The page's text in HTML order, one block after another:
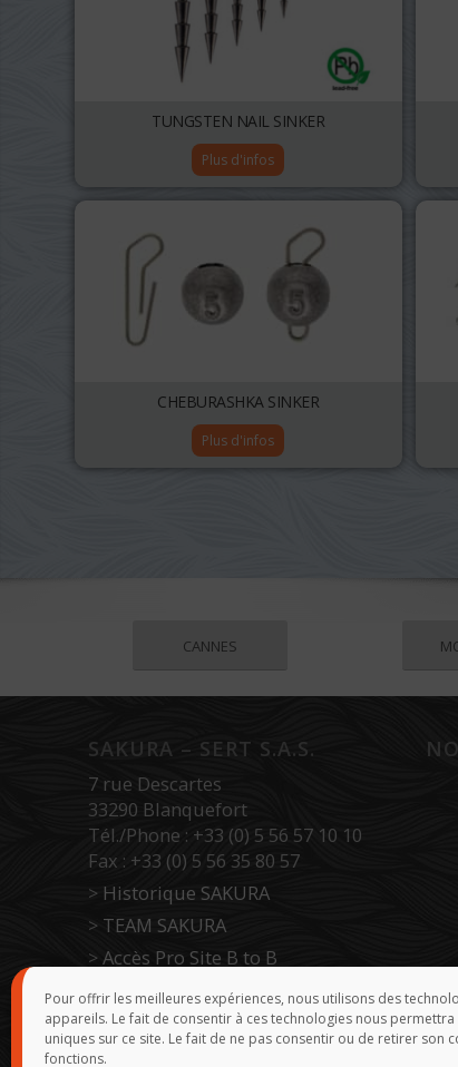
Pour offrir les meilleures expériences, nous utilisons des
appareils. Le fait de consentir à ces technologies nous
uniques sur ce site. Le fait de ne pas consentir ou de retirer
fonctions.
TUNGSTEN NAIL SINKER
Plus d'infos
CHEBURASHKA SINKER
Plus d'infos
CANNES
SAKURA – SERT S.A.S.
7 rue Descartes
33290 Blanquefort
Tél./Phone : +33 (0) 5 56 57 10 10
Fax : +33 (0) 5 56 35 80 57
> Historique SAKURA
> TEAM SAKURA
>Accès Pro Site B to B
>Force de vente